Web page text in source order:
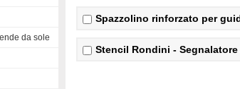
da sole
Spazzolino rinforzato per
Stencil Rondini - Segnalatore